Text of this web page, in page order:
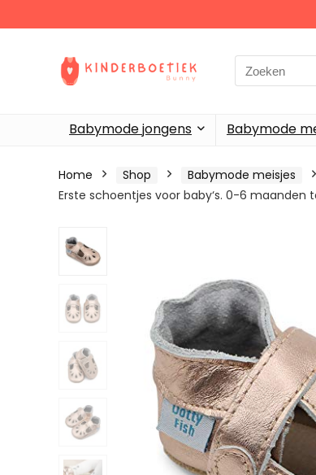
Search
for:
Babymode jongens Babymode
Home Shop Babymode meisjes
Erste schoentjes voor baby‘s. 0-6 maanden